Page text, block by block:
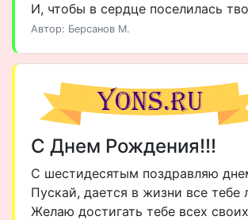
И, чтобы в сердце поселилась
Автор: Берсанов М.
С Днем Рождения!!!
С шестидесятым поздравляю
Пускай, дается в жизни все тебе
Желаю достигать тебе всех